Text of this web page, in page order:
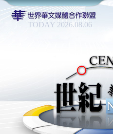
TODAY 2026.08.06